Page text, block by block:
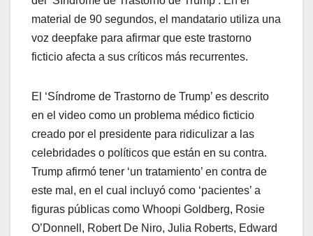
material de 90 segundos, el mandatario utiliza una
voz deepfake para afirmar que este trastorno
ficticio afecta a sus críticos más recurrentes.
El ‘Síndrome de Trastorno de Trump’ es descrito
en el video como un problema médico ficticio
creado por el presidente para ridiculizar a las
celebridades o políticos que están en su contra.
Trump afirmó tener ‘un tratamiento’ en contra de
este mal, en el cual incluyó como ‘pacientes’ a
figuras públicas como Whoopi Goldberg, Rosie
O’Donnell, Robert De Niro, Julia Roberts, Edward